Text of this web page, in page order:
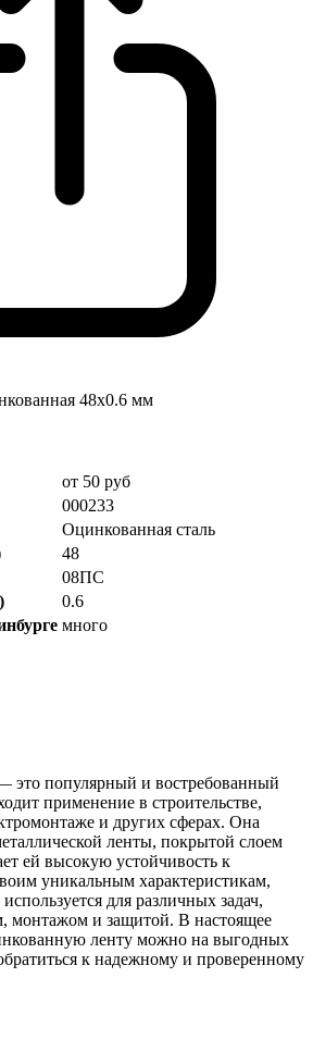
от 50 руб
000233
Оцинкованная сталь
48
08ПС
0.6
много
это популярный и востребованный
применение в строительстве,
и других сферах. Она
ленты, покрытой слоем
ей высокую устойчивость к
уникальным характеристикам,
для различных задач,
монтажом и защитой. В настоящее
ленту можно на выгодных
к надежному и проверенному